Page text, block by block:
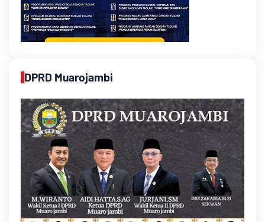
DPRD Muarojambi